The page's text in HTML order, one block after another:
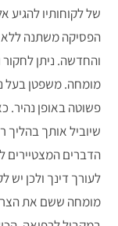
של לקוחותיו להגיע
הפסיקה משתנה ללא
והחדשה. ניתן
מומחה. משפטן בעל
פשוטה באופן נהיר.
שיוביל אותך בהליך
הדברים המצטיירים
לעורך דינך ולכן יש
מומחה ששם את